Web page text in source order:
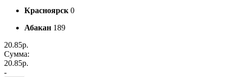
Красноярск 0
Абакан 189
20.85р.
Сумма:
20.85р.
-